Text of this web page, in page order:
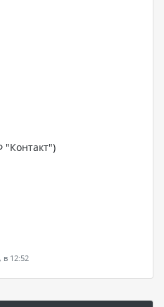
12:52